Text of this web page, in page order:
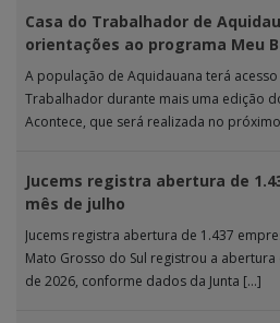
Casa do Trabalhador de
orientações ao programa Meu
A população de Aquidauana terá
Trabalhador durante mais uma edição
Acontece, que será realizada no
Jucems registra abertura de
mês de julho
Jucems registra abertura de 1.437
Mato Grosso do Sul registrou a
de 2026, conforme dados da Junta […]